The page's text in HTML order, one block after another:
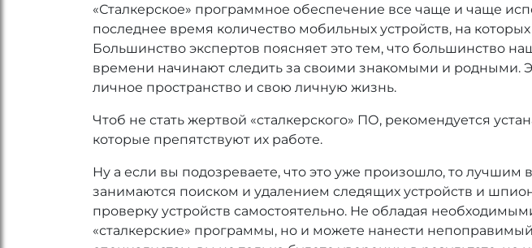
«Сталкерское» программное обеспечение все чаще и чаще
последнее время количество мобильных устройств, на
Большинство экспертов поясняет это тем, что большинство
времени начинают следить за своими знакомыми и родными.
личное пространство и свою личную жизнь.
Чтоб не стать жертвой «сталкерского» ПО, рекомендуется
которые препятствуют их работе.
Ну а если вы подозреваете, что это уже произошло, то
занимаются поиском и удалением следящих устройств и
проверку устройств самостоятельно. Не обладая
«сталкерские» программы, но и можете нанести